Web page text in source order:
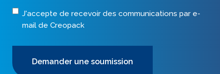
Consentement
J'accepte de recevoir des communications par e-
mail de Creopack